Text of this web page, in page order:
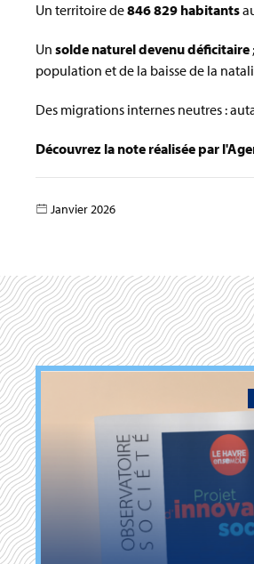
Un territoire de846 829 habitants
Un solde naturel devenu déficitaire
population et de la baisse de la
Des migrations internes neutres :
Découvrez la note réalisée par
Janvier 2026